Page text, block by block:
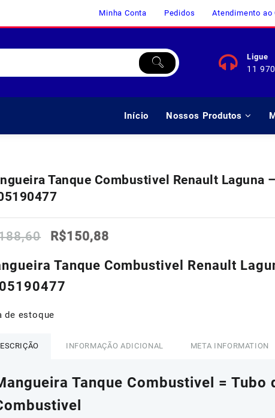
Minha Conta Pedidos Atendimento ao
Ligue
11
Início Nossos Produtos
Tanque Combustivel Renault Laguna –
O
original
era:
R$188,60.
R$150,88
atual
é:
Tanque Combustivel Renault
de estoque
INFORMAÇÃO ADICIONAL META INFORMATION
Tanque Combustivel = Tubo